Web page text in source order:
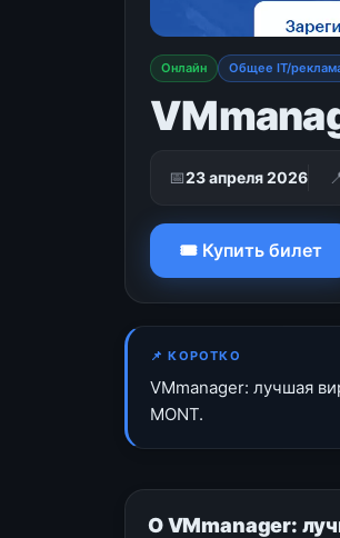
Онлайн Общее IT/
📅23 апреля 2026
🎟 Купить билет
📌 КОРОТКО
VMmanager: лучшая
MONT.
О VMmanager: